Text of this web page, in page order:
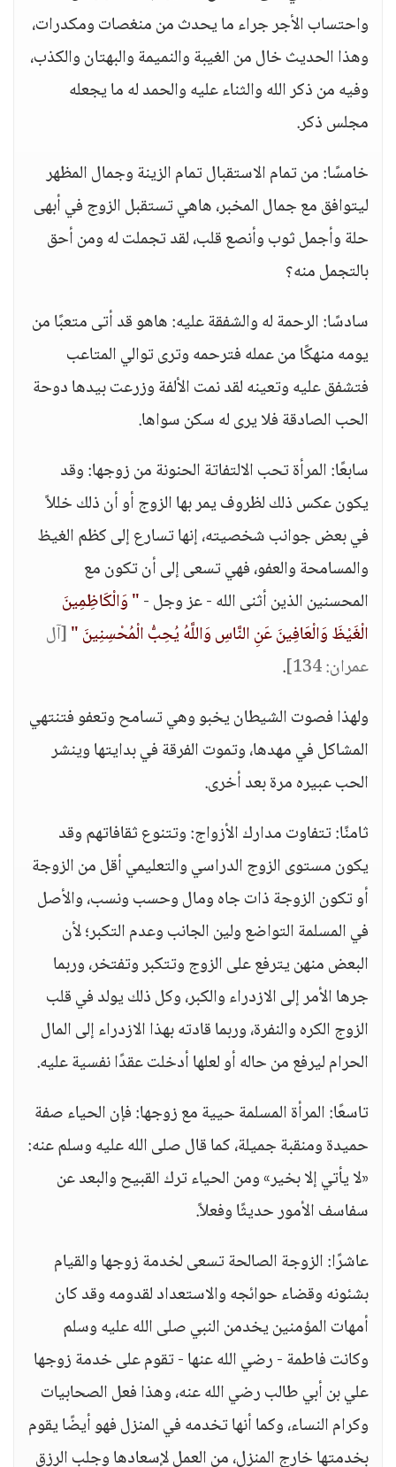
واحتساب الأجر جراء ما يحدث من منغصات ومكدرات،
وهذا الحديث خال من الغيبة والنميمة والبهتان والكذب،
وفيه من ذكر الله والثناء عليه والحمد له ما يجعله
مجلس ذكر.
خامسًا: من تمام الاستقبال تمام الزينة وجمال المظهر
ليتوافق مع جمال المخبر، هاهي تستقبل الزوج في أبهى
حلة وأجمل ثوب وأنصع قلب، لقد تجملت له ومن أحق
بالتجمل منه؟
سادسًا: الرحمة له والشفقة عليه: هاهو قد أتى متعبًا من
يومه منهكًا من عمله فترحمه وترى توالي المتاعب
فتشفق عليه وتعينه لقد نمت الألفة وزرعت بيدها دوحة
الحب الصادقة فلا يرى له سكن سواها.
سابعًا: المرأة تحب الالتفاتة الحنونة من زوجها: وقد
يكون عكس ذلك لظروف يمر بها الزوج أو أن ذلك خللاً
في بعض جوانب شخصيته، إنها تسارع إلى كظم الغيظ
والمسامحة والعفو، فهي تسعى إلى أن تكون مع
المحسنين الذين أثنى الله - عز وجل -" وَالْكَاظِمِينَ
الْغَيْظَ وَالْعَافِينَ عَنِ النَّاسِ وَاللَّهُ يُحِبُّ الْمُحْسِنِينَ "[آل
عمران: 134]
.
ولهذا فصوت الشيطان يخبو وهي تسامح وتعفو فتنتهي
المشاكل في مهدها، وتموت الفرقة في بدايتها وينشر
الحب عبيره مرة بعد أخرى.
ثامنًا: تتفاوت مدارك الأزواج: وتتنوع ثقافاتهم وقد
يكون مستوى الزوج الدراسي والتعليمي أقل من الزوجة
أو تكون الزوجة ذات جاه ومال وحسب ونسب، والأصل
في المسلمة التواضع ولين الجانب وعدم التكبر؛ لأن
البعض منهن يترفع على الزوج وتتكبر وتفتخر، وربما
جرها الأمر إلى الازدراء والكبر، وكل ذلك يولد في قلب
الزوج الكره والنفرة، وربما قادته بهذا الازدراء إلى المال
الحرام ليرفع من حاله أو لعلها أدخلت عقدًا نفسية عليه.
تاسعًا: المرأة المسلمة حيية مع زوجها: فإن الحياء صفة
حميدة ومنقبة جميلة، كما قال صلى الله عليه وسلم عنه:
«لا يأتي إلا بخير» ومن الحياء ترك القبيح والبعد عن
سفاسف الأمور حديثًا وفعلاً.
عاشرًا: الزوجة الصالحة تسعى لخدمة زوجها والقيام
بشئونه وقضاء حوائجه والاستعداد لقدومه وقد كان
أمهات المؤمنين يخدمن النبي صلى الله عليه وسلم
وكانت فاطمة - رضي الله عنها - تقوم على خدمة زوجها
علي بن أبي طالب رضي الله عنه، وهذا فعل الصحابيات
وكرام النساء، وكما أنها تخدمه في المنزل فهو أيضًا يقوم
بخدمتها خارج المنزل، من العمل لإسعادها وجلب الرزق